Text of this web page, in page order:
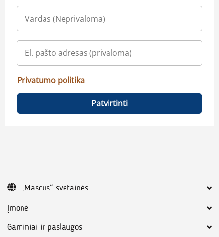
Privatumo politika
Patvirtinti
Įmonė
Gaminiai ir paslaugos
„Mascus“ svetainės